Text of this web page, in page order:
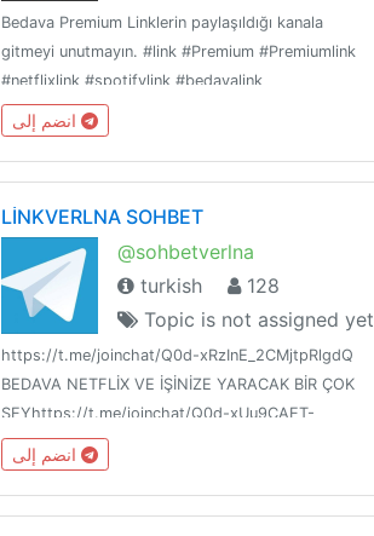
Bedava Premium Linklerin paylaşıldığı kanala
gitmeyi unutmayın. #link #Premium #Premiumlink
#netflixlink #spotifylink #bedavalink
#bedavapremiumlink #ücretsizpremiumhesap
#premiumhesap #ücretsizhesap
LİNKVERLNA SOHBET
@sohbetverlna
turkish
128
Topic is not assigned yet
https://t.me/joinchat/Q0d-xRzInE_2CMjtpRlgdQ
BEDAVA NETFLİX VE İŞİNİZE YARACAK BİR ÇOK
ŞEYhttps://t.me/joinchat/Q0d-xUu9CAET-
R_JuqxhrQ +18 PORNO
GRUBUhttps://t.me/joinchat/Q0d-
xRz0qxsCTEB7JRqNyw SOHBET GRUBU